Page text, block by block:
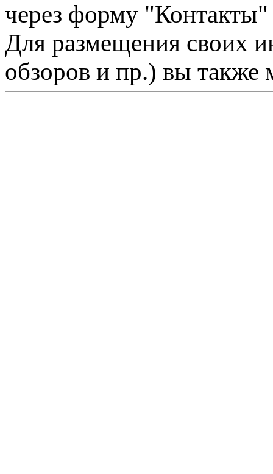
через форму "Контакты"
Для размещения своих
обзоров и пр.) вы также